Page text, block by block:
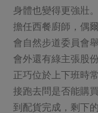
身體也變得更強壯
擔任西餐廚師，偶
會自然步道委員會
會外還有綠主張股
正巧位於上下班時
接跑去問是否能購
到配貨完成，剩下